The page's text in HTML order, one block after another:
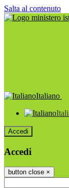
Salta al contenuto
Italiano
Accedi
Accedi
button close ×